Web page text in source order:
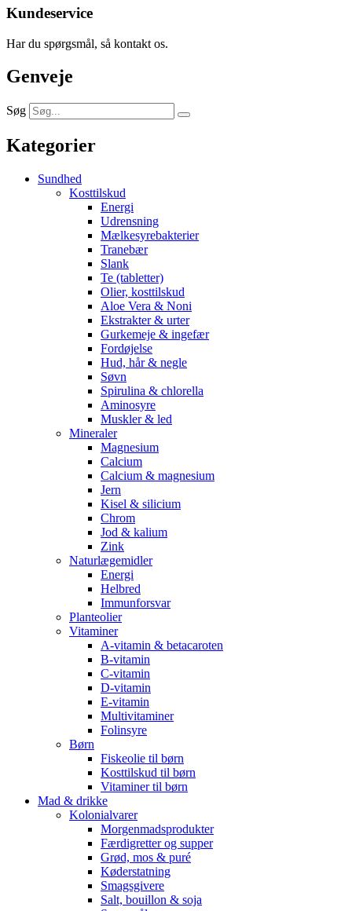
Kundeservice
Har du spørgsmål, så kontakt os.
Genveje
Søg
Kategorier
Sundhed
Kosttilskud
Energi
Udrensning
Mælkesyrebakterier
Tranebær
Slank
Te (tabletter)
Olier, kosttilskud
Aloe Vera & Noni
Ekstrakter & urter
Gurkemeje & ingefær
Fordøjelse
Hud, hår & negle
Søvn
Spirulina & chlorella
Aminosyre
Muskler & led
Mineraler
Magnesium
Calcium
Calcium & magnesium
Jern
Kisel & silicium
Chrom
Jod & kalium
Zink
Naturlægemidler
Energi
Helbred
Immunforsvar
Planteolier
Vitaminer
A-vitamin & betacaroten
B-vitamin
C-vitamin
D-vitamin
E-vitamin
Multivitaminer
Folinsyre
Børn
Fiskeolie til børn
Kosttilskud til børn
Vitaminer til børn
Mad & drikke
Kolonialvarer
Morgenmadsprodukter
Færdigretter og supper
Grød, mos & puré
Køderstatning
Smagsgivere
Salt, bouillon & soja